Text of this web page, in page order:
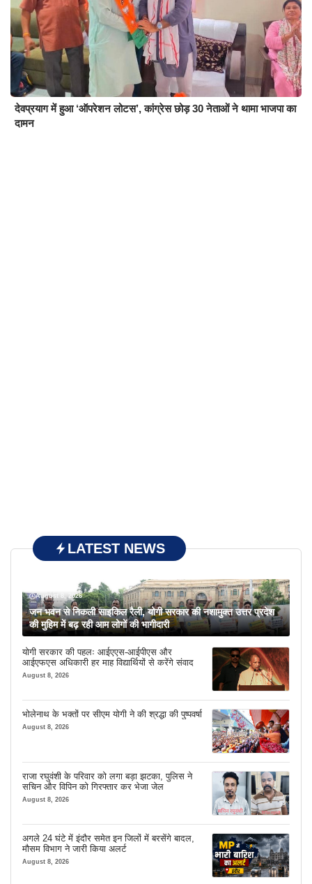
देवप्रयाग में हुआ ‘ऑपरेशन लोटस’, कांग्रेस छोड़ 30 नेताओं ने थामा भाजपा का
दामन
LATEST NEWS
August 8, 2026
जन भवन से निकली साइकिल रैली, योगी सरकार की नशामुक्त उत्तर प्रदेश
की मुहिम में बढ़ रही आम लोगों की भागीदारी
योगी सरकार की पहलः आईएएस-आईपीएस और
आईएफएस अधिकारी हर माह विद्यार्थियों से करेंगे संवाद
August 8, 2026
भोलेनाथ के भक्तों पर सीएम योगी ने की श्रद्धा की पुष्पवर्षा
August 8, 2026
राजा रघुवंशी के परिवार को लगा बड़ा झटका, पुलिस ने
सचिन और विपिन को गिरफ्तार कर भेजा जेल
August 8, 2026
अगले 24 घंटे में इंदौर समेत इन जिलों में बरसेंगे बादल,
मौसम विभाग ने जारी किया अलर्ट
August 8, 2026